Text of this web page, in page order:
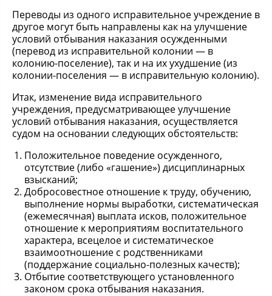
Переводы из одного исправительное учреждение в
другое могут быть направлены как на улучшение
условий отбывания наказания осужденными
(перевод из исправительной колонии — в
колонию-поселение), так и на их ухудшение (из
колонии-поселения — в исправительную колонию).
Итак, изменение вида исправительного
учреждения, предусматривающее улучшение
условий отбывания наказания, осуществляется
судом на основании следующих обстоятельств:
Положительное поведение осужденного,
отсутствие (либо «гашение») дисциплинарных
взысканий;
Добросовестное отношение к труду, обучению,
выполнение нормы выработки, систематическая
(ежемесячная) выплата исков, положительное
отношение к мероприятиям воспитательного
характера, всецелое и систематическое
взаимоотношение с родственниками
(поддержание социально-полезных качеств);
Отбытие соответствующего установленного
законом срока отбывания наказания.